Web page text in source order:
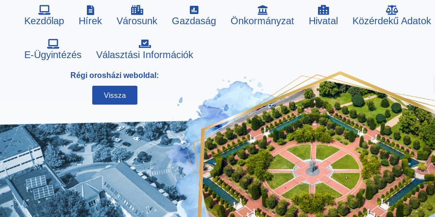
Kezdőlap Hírek Városunk Gazdaság Önkormányzat Hivatal Közérdekű Adatok
E-Ügyintézés Választási Információk
Régi orosházi weboldal:
Vissza